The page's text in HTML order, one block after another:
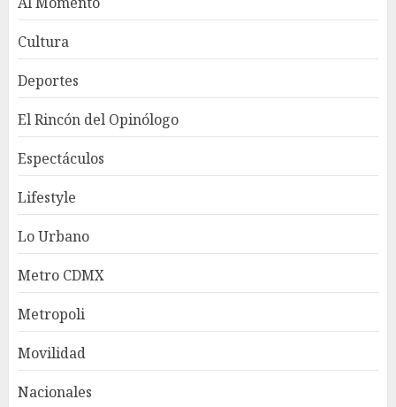
Cultura
Deportes
El Rincón del Opinólogo
Espectáculos
Lifestyle
Lo Urbano
Metro CDMX
Metropoli
Movilidad
Nacionales